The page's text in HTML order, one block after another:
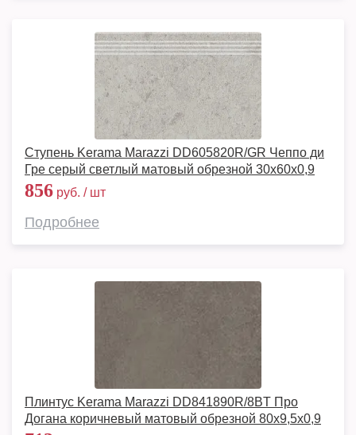
Ступень Kerama Marazzi DD605820R/GR Чеппо ди
Гре серый светлый матовый обрезной 30x60x0,9
856 руб. / шт
Подробнее
Плинтус Kerama Marazzi DD841890R/8BT Про
Догана коричневый матовый обрезной 80x9,5x0,9